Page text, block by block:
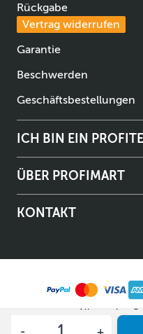
Rückgabe
Vertrag widerrufen
Garantie
Beschwerden
Geschäftsbestellungen
ICH BIN EIN
ÜBER PROFIMART
KONTAKT
Allgemeine